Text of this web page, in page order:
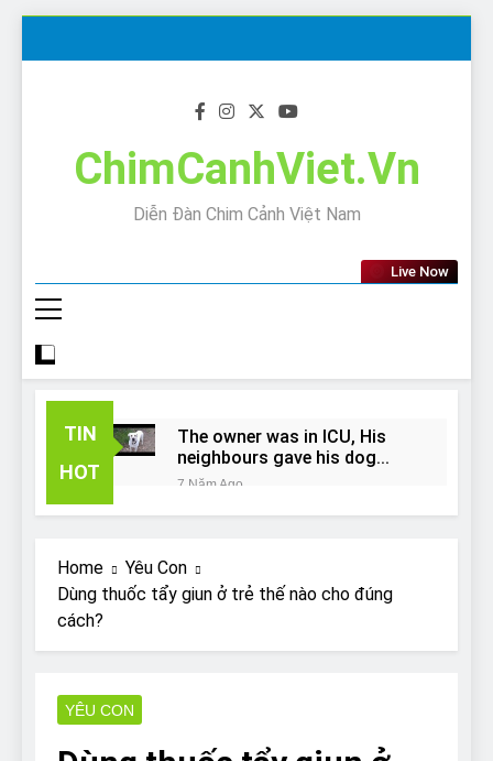
ChimCanhViet.Vn
Diễn Đàn Chim Cảnh Việt Nam
Live Now
TIN
HOT
The owner was in ICU, His
neighbours gave his dog
away!
7 Năm Ago
Why Do Bulldogs Snore?
And How to Minimize It!
Home
Yêu Con
Dùng thuốc tẩy giun ở trẻ thế nào cho đúng
cách?
YÊU CON